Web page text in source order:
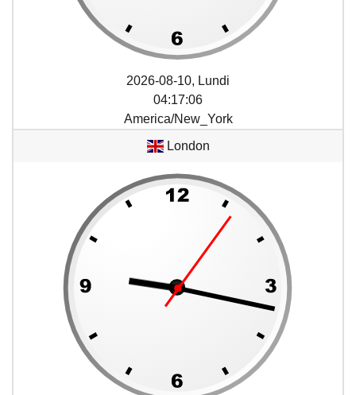
2026-08-10, Lundi
04:17:06
America/New_York
London